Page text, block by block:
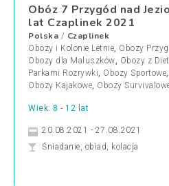
Obóz 7 Przygód nad
lat Czaplinek 2021
Polska / Czaplinek
Obozy i Kolonie Letnie, Obozy
Obozy dla Maluszków, Obozy z
Parkami Rozrywki, Obozy Sportowe,
Obozy Kajakowe, Obozy
Wiek: 8 - 12 lat
20.08.2021 - 27.08.2021
Śniadanie, obiad, kolacja